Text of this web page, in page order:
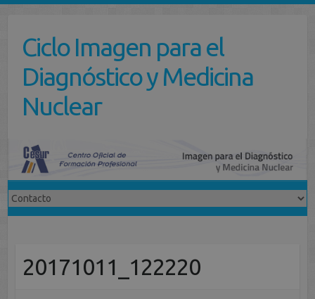
contenidoCiclo Imagen para el
Diagnóstico y Medicina
Nuclear
20171011_122220